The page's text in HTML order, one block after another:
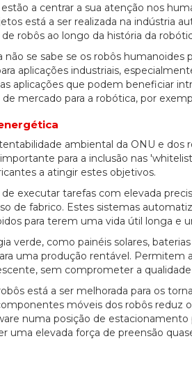
a centrar a sua atenção nos
está a ser realizada na indústria
robôs ao longo da história da
não se sabe se os robôs
aplicações industriais,
aplicações que podem beneficiar
mercado para a robótica, por
ambiental da ONU e
para a inclusão nas
a atingir estes objetivos.
executar tarefas com elevada
de fabrico. Estes sistemas
para terem uma vida útil longa e
verde, como painéis solares,
uma produção rentável.
sem comprometer a
está a ser melhorada para os
móveis dos robôs reduz
numa posição de
uma elevada força de preensão
20/07/2026